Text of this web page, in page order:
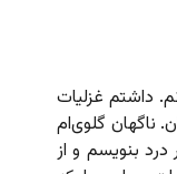
داشتم غزلیات
ناگهان گلوی‌ام
بنویسم و از